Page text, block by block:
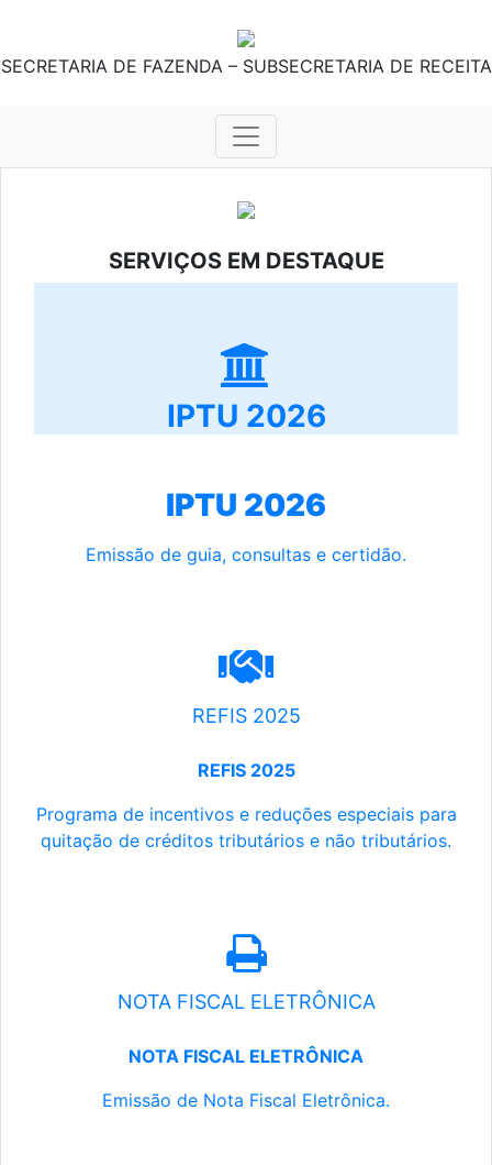
SECRETARIA DE FAZENDA – SUBSECRETARIA DE RECEITA
SERVIÇOS EM DESTAQUE
IPTU 2026
IPTU 2026
Emissão de guia, consultas e certidão.
REFIS 2025
REFIS 2025
Programa de incentivos e reduções especiais para
quitação de créditos tributários e não tributários.
NOTA FISCAL ELETRÔNICA
NOTA FISCAL ELETRÔNICA
Emissão de Nota Fiscal Eletrônica.